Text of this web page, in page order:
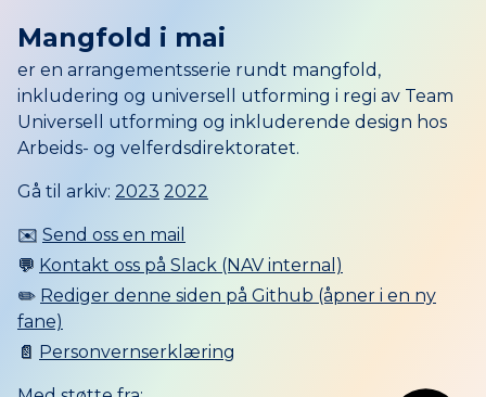
Mangfold i mai
er en arrangementsserie rundt mangfold,
inkludering og universell utforming i regi av Team
Universell utforming og inkluderende design hos
Arbeids- og velferdsdirektoratet.
Gå til arkiv: 2023 2022
✉️ Send oss en mail
💬 Kontakt oss på Slack (NAV internal)
✏️ Rediger denne siden på Github (åpner i en ny
fane)
📄 Personvernserklæring